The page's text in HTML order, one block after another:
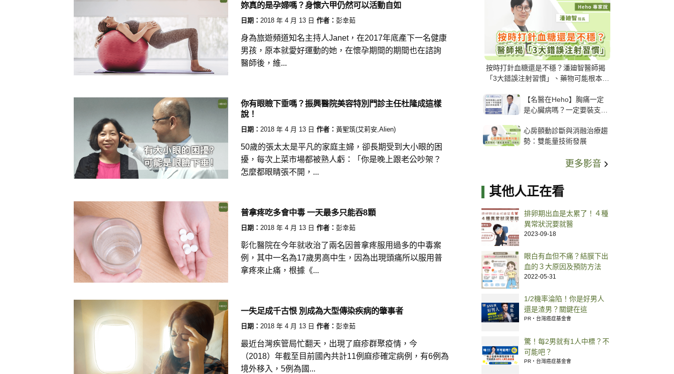
妳真的是孕婦嗎？身懷六甲仍然可以活動自如
日期： 2018 年 4 月 13 日 作者： 彭幸茹
身為旅遊頻道知名主持人Janet，在2017年底產下一名健康
男孩，原本就愛好運動的她，在懷孕期間的期間也在諮詢
醫師後，維...
你有眼瞼下垂嗎？振興醫院美容特別門診主任杜隆成這樣
說！
日期： 2018 年 4 月 13 日 作者： 黃聖筑(艾莉安,Alien)
50歲的張太太是平凡的家庭主婦，卻長期受到大小眼的困
擾，每次上菜市場都被熟人虧：「你是晚上跟老公吵架？
怎麼都眼睛張不開，...
普拿疼吃多會中毒 一天最多只能吞8顆
日期： 2018 年 4 月 13 日 作者： 彭幸茹
彰化醫院在今年就收治了兩名因普拿疼服用過多的中毒案
例，其中一名為17歲男高中生，因為出現頭痛所以服用普
拿疼來止痛，根據《...
一失足成千古恨 別成為大型傳染疾病的肇事者
日期： 2018 年 4 月 13 日 作者： 彭幸茹
最近台灣疾管局忙翻天，出現了麻疹群聚疫情，今
（2018）年截至目前國內共計11例麻疹確定病例，有6例為
境外移入，5例為國...
按時打針血糖還是不穩？潘廸智醫師揭
「3大錯誤注射習慣」、藥物可能根本沒
【名醫在Heho】胸痛一定
是心臟病嗎？一定要裝支
解析支架種類、風險與選擇
關鍵
心房顫動診斷與消融治療趨
勢：雙能量技術發展
更多影音
其他人正在看
排卵期出血是太累了！４種
異常狀況要就醫
2023-09-18
眼白有血但不痛？結膜下出
血的３大原因及預防方法
2022-05-31
1/2機率淪陷！你是好男人
還是渣男？關鍵在這
PR・台灣癌症基金會
驚！每2男就有1人中標？不
可能吧？
PR・台灣癌症基金會